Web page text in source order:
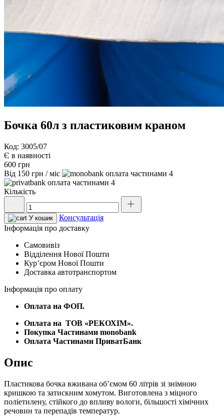
Бочка 60л з пластиковим краном
Код: 3005/07
Є в наявності
600 грн
Від 150 грн / міс
4
4
Кількість
60л
з
пластиковим
кількість
У кошик
Консультація
Інформація про доставку
Самовивіз
Відділення Нової Пошти
Курʼєром Нової Пошти
Доставка автотранспортом
Інформація про оплату
Оплата на ФОП.
Оплата на ТОВ «РЕКОХІМ».
Покупка Частинами monobank
Оплата Частинами ПриватБанк
Опис
Пластикова бочка вживана об’ємом 60 літрів зі знімною
кришкою та затискним хомутом. Виготовлена з міцного
поліетилену, стійкого до впливу вологи, більшості хімічних
речовин та перепадів температур.